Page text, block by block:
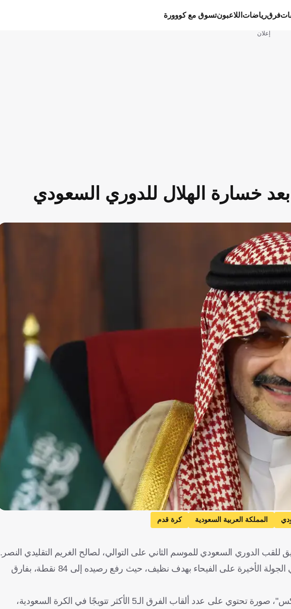
فرقرياضات اللاعبونتسوق مع كووورة
إعلان
خسارة الهلال للدوري السعودي
المملكة العربية السعودية كرة قدم
للقب الدوري السعودي للموسم الثاني على التوالي، لصالح الغريم التقليدي النصر.
، رغم فوزه في الجولة الأخيرة على الفيحاء بهدف نظيف، حيث رفع رصيده إلى 84 نقطة، بفارق
ونشر الأمير الوليد بن طلال، عبر حسابه الرسمي على موقع "إكس"، صورة تحتوي على عدد ألقاب الفرق الـ5 الأكثر تتويجًا في الكرة السعودية،